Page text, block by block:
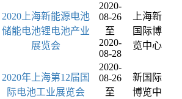
2020上海新能源电池
储能电池锂电池产业
展览会
2020-
08-26
至
2020-
08-28
上海新
国际博
览中心
2020年上海第12届国
际电池工业展览会
2020-
08-26
至
新国际
博览中